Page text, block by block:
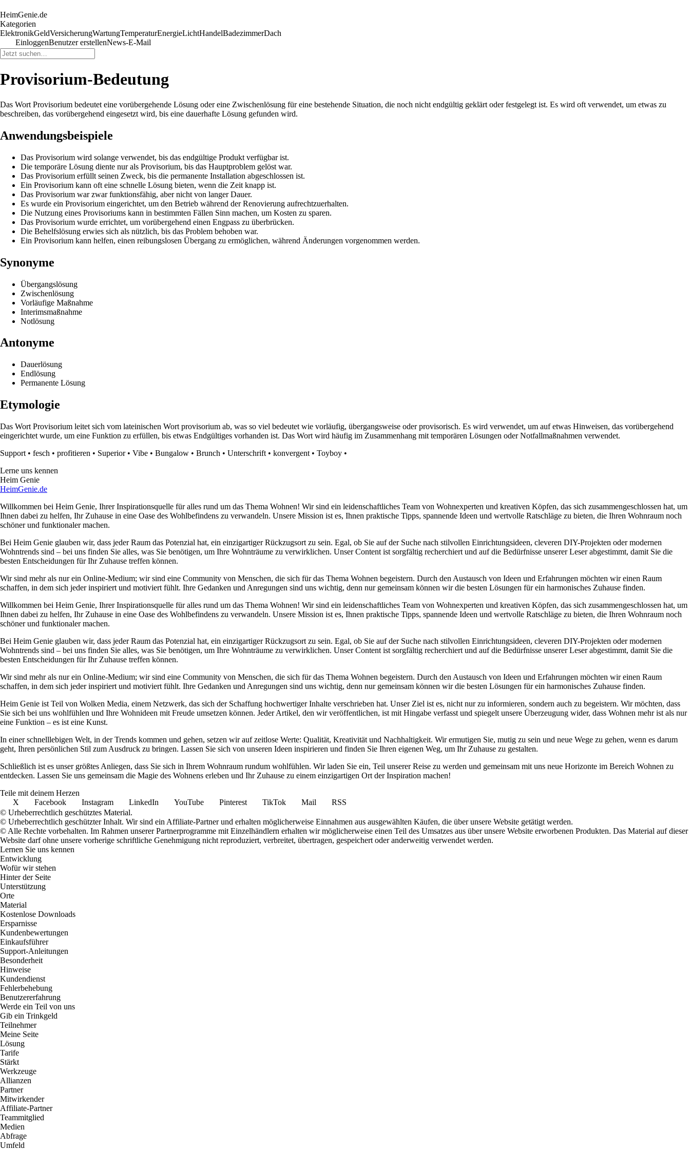
HeimGenie.de
Kategorien
ElektronikGeldVersicherungWartungTemperaturEnergieLichtHandelBadezimmerDach
EinloggenBenutzer erstellenNews-E-Mail
Provisorium-Bedeutung
Das Wort Provisorium bedeutet eine vorübergehende Lösung oder eine Zwischenlösung für eine bestehende Situation, die noch nicht endgültig geklärt oder festgelegt ist. Es wird oft verwendet, um etwas zu
beschreiben, das vorübergehend eingesetzt wird, bis eine dauerhafte Lösung gefunden wird.
Anwendungsbeispiele
Das Provisorium wird solange verwendet, bis das endgültige Produkt verfügbar ist.
Die temporäre Lösung diente nur als Provisorium, bis das Hauptproblem gelöst war.
Das Provisorium erfüllt seinen Zweck, bis die permanente Installation abgeschlossen ist.
Ein Provisorium kann oft eine schnelle Lösung bieten, wenn die Zeit knapp ist.
Das Provisorium war zwar funktionsfähig, aber nicht von langer Dauer.
Es wurde ein Provisorium eingerichtet, um den Betrieb während der Renovierung aufrechtzuerhalten.
Die Nutzung eines Provisoriums kann in bestimmten Fällen Sinn machen, um Kosten zu sparen.
Das Provisorium wurde errichtet, um vorübergehend einen Engpass zu überbrücken.
Die Behelfslösung erwies sich als nützlich, bis das Problem behoben war.
Ein Provisorium kann helfen, einen reibungslosen Übergang zu ermöglichen, während Änderungen vorgenommen werden.
Synonyme
Übergangslösung
Zwischenlösung
Vorläufige Maßnahme
Interimsmaßnahme
Notlösung
Antonyme
Dauerlösung
Endlösung
Permanente Lösung
Etymologie
Das Wort Provisorium leitet sich vom lateinischen Wort provisorium ab, was so viel bedeutet wie vorläufig, übergangsweise oder provisorisch. Es wird verwendet, um auf etwas Hinweisen, das vorübergehend
eingerichtet wurde, um eine Funktion zu erfüllen, bis etwas Endgültiges vorhanden ist. Das Wort wird häufig im Zusammenhang mit temporären Lösungen oder Notfallmaßnahmen verwendet.
Support • fesch • profitieren • Superior• Vibe • Bungalow • Brunch • Unterschrift • konvergent • Toyboy •
Lerne uns kennen
Heim Genie
HeimGenie.de
Willkommen bei Heim Genie, Ihrer Inspirationsquelle für alles rund um das Thema Wohnen! Wir sind ein leidenschaftliches Team von Wohnexperten und kreativen Köpfen, das sich zusammengeschlossen hat, um
Ihnen dabei zu helfen, Ihr Zuhause in eine Oase des Wohlbefindens zu verwandeln. Unsere Mission ist es, Ihnen praktische Tipps, spannende Ideen und wertvolle Ratschläge zu bieten, die Ihren Wohnraum noch
schöner und funktionaler machen.
Bei Heim Genie glauben wir, dass jeder Raum das Potenzial hat, ein einzigartiger Rückzugsort zu sein. Egal, ob Sie auf der Suche nach stilvollen Einrichtungsideen, cleveren DIY-Projekten oder modernen
Wohntrends sind – bei uns finden Sie alles, was Sie benötigen, um Ihre Wohnträume zu verwirklichen. Unser Content ist sorgfältig recherchiert und auf die Bedürfnisse unserer Leser abgestimmt, damit Sie die
besten Entscheidungen für Ihr Zuhause treffen können.
Wir sind mehr als nur ein Online-Medium; wir sind eine Community von Menschen, die sich für das Thema Wohnen begeistern. Durch den Austausch von Ideen und Erfahrungen möchten wir einen Raum
schaffen, in dem sich jeder inspiriert und motiviert fühlt. Ihre Gedanken und Anregungen sind uns wichtig, denn nur gemeinsam können wir die besten Lösungen für ein harmonisches Zuhause finden.
Willkommen bei Heim Genie, Ihrer Inspirationsquelle für alles rund um das Thema Wohnen! Wir sind ein leidenschaftliches Team von Wohnexperten und kreativen Köpfen, das sich zusammengeschlossen hat, um
Ihnen dabei zu helfen, Ihr Zuhause in eine Oase des Wohlbefindens zu verwandeln. Unsere Mission ist es, Ihnen praktische Tipps, spannende Ideen und wertvolle Ratschläge zu bieten, die Ihren Wohnraum noch
schöner und funktionaler machen.
Bei Heim Genie glauben wir, dass jeder Raum das Potenzial hat, ein einzigartiger Rückzugsort zu sein. Egal, ob Sie auf der Suche nach stilvollen Einrichtungsideen, cleveren DIY-Projekten oder modernen
Wohntrends sind – bei uns finden Sie alles, was Sie benötigen, um Ihre Wohnträume zu verwirklichen. Unser Content ist sorgfältig recherchiert und auf die Bedürfnisse unserer Leser abgestimmt, damit Sie die
besten Entscheidungen für Ihr Zuhause treffen können.
Wir sind mehr als nur ein Online-Medium; wir sind eine Community von Menschen, die sich für das Thema Wohnen begeistern. Durch den Austausch von Ideen und Erfahrungen möchten wir einen Raum
schaffen, in dem sich jeder inspiriert und motiviert fühlt. Ihre Gedanken und Anregungen sind uns wichtig, denn nur gemeinsam können wir die besten Lösungen für ein harmonisches Zuhause finden.
Heim Genie ist Teil von Wolken Media, einem Netzwerk, das sich der Schaffung hochwertiger Inhalte verschrieben hat. Unser Ziel ist es, nicht nur zu informieren, sondern auch zu begeistern. Wir möchten, dass
Sie sich bei uns wohlfühlen und Ihre Wohnideen mit Freude umsetzen können. Jeder Artikel, den wir veröffentlichen, ist mit Hingabe verfasst und spiegelt unsere Überzeugung wider, dass Wohnen mehr ist als nur
eine Funktion – es ist eine Kunst.
In einer schnelllebigen Welt, in der Trends kommen und gehen, setzen wir auf zeitlose Werte: Qualität, Kreativität und Nachhaltigkeit. Wir ermutigen Sie, mutig zu sein und neue Wege zu gehen, wenn es darum
geht, Ihren persönlichen Stil zum Ausdruck zu bringen. Lassen Sie sich von unseren Ideen inspirieren und finden Sie Ihren eigenen Weg, um Ihr Zuhause zu gestalten.
Schließlich ist es unser größtes Anliegen, dass Sie sich in Ihrem Wohnraum rundum wohlfühlen. Wir laden Sie ein, Teil unserer Reise zu werden und gemeinsam mit uns neue Horizonte im Bereich Wohnen zu
entdecken. Lassen Sie uns gemeinsam die Magie des Wohnens erleben und Ihr Zuhause zu einem einzigartigen Ort der Inspiration machen!
Teile mit deinem Herzen
X
Facebook Instagram LinkedIn YouTube Pinterest TikTok Mail
RSS
© Urheberrechtlich geschütztes Material.
© Urheberrechtlich geschützter Inhalt. Wir sind ein Affiliate-Partner und erhalten möglicherweise Einnahmen aus ausgewählten Käufen, die über unsere Website getätigt werden.
© Alle Rechte vorbehalten. Im Rahmen unserer Partnerprogramme mit Einzelhändlern erhalten wir möglicherweise einen Teil des Umsatzes aus über unsere Website erworbenen Produkten. Das Material auf dieser
Website darf ohne unsere vorherige schriftliche Genehmigung nicht reproduziert, verbreitet, übertragen, gespeichert oder anderweitig verwendet werden.
Lernen Sie uns kennen
Entwicklung
Wofür wir stehen
Hinter der Seite
Unterstützung
Orte
Material
Kostenlose Downloads
Ersparnisse
Kundenbewertungen
Einkaufsführer
Support-Anleitungen
Besonderheit
Hinweise
Kundendienst
Fehlerbehebung
Benutzererfahrung
Werde ein Teil von uns
Gib ein Trinkgeld
Teilnehmer
Meine Seite
Lösung
Tarife
Stärkt
Werkzeuge
Allianzen
Partner
Mitwirkender
Affiliate-Partner
Teammitglied
Medien
Abfrage
Umfeld